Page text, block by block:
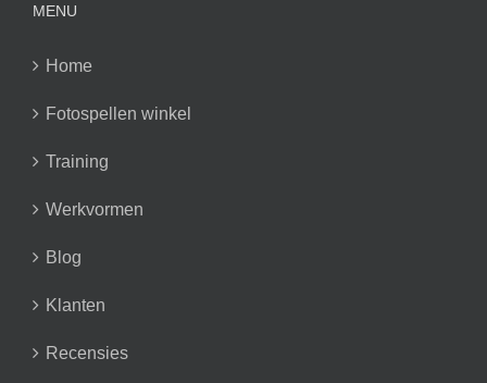
MENU
Home
Fotospellen winkel
Training
Werkvormen
Blog
Klanten
Recensies